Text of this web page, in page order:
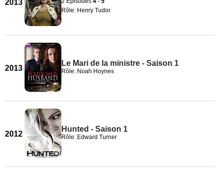
2013
Rôle: Henry Tudor
2013
Le Mari de la ministre - Saison 1
Rôle: Noah Hoynes
2012
Hunted - Saison 1
Rôle: Edward Turner